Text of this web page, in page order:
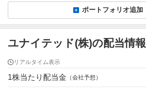
ポートフォリオ追加
ユナイテッド(株)の配当情報
リアルタイム表示
1株当たり配当金 （会社予想）